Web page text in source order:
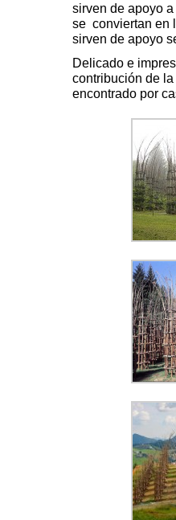
sirven de apoyo
se conviertan en
sirven de apoyo
Delicado e
contribución de
encontrado por